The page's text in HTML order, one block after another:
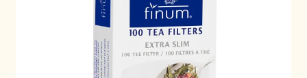
Política de precios
Politique tarifaire